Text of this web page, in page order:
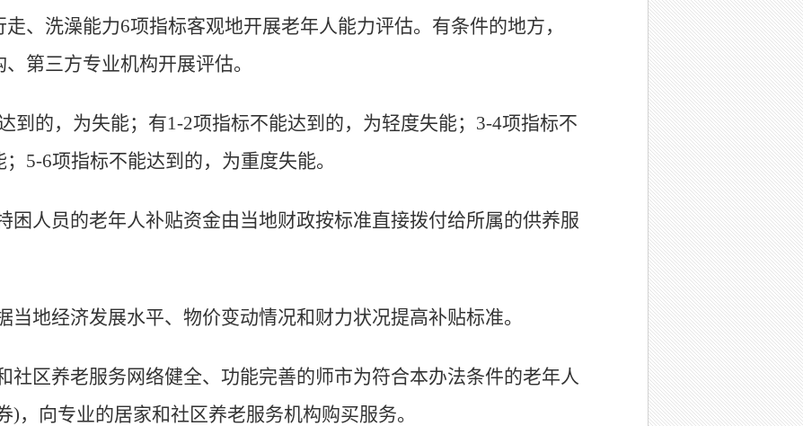
走、洗澡能力6项指标客观地开展老年人能力评估。有条件的地方，
第三方专业机构开展评估。
到的，为失能；有1-2项指标不能达到的，为轻度失能；3-4项指标不
5-6项指标不能达到的，为重度失能。
困人员的老年人补贴资金由当地财政按标准直接拨付给所属的供养服
当地经济发展水平、物价变动情况和财力状况提高补贴标准。
社区养老服务网络健全、功能完善的师市为符合本办法条件的老年人
)，向专业的居家和社区养老服务机构购买服务。